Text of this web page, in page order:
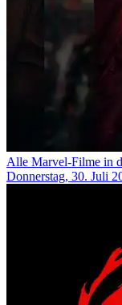
Alle Marvel-Filme in
Donnerstag, 30. Juli